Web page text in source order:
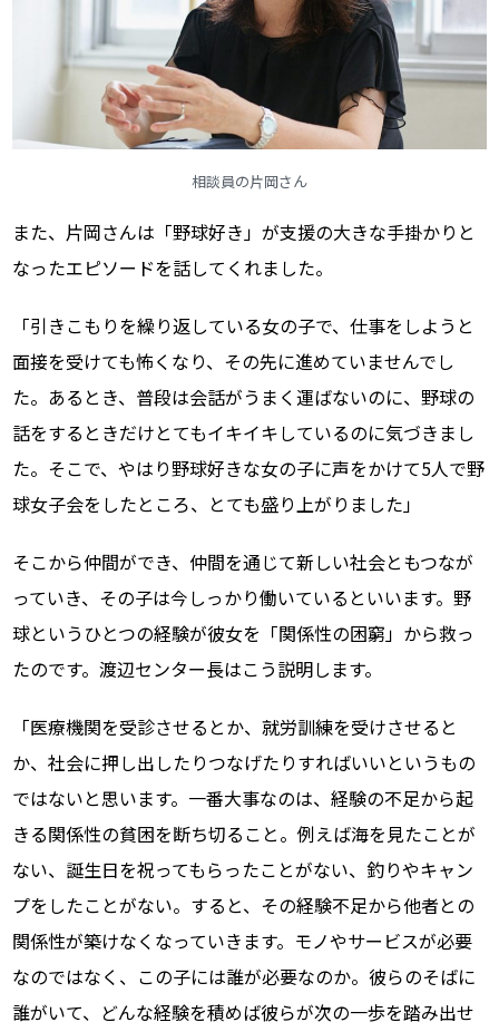
相談員の片岡さん
また、片岡さんは「野球好き」が支援の大きな手掛かりと
なったエピソードを話してくれました。
「引きこもりを繰り返している女の子で、仕事をしようと
面接を受けても怖くなり、その先に進めていませんでし
た。あるとき、普段は会話がうまく運ばないのに、野球の
話をするときだけとてもイキイキしているのに気づきまし
た。そこで、やはり野球好きな女の子に声をかけて5人で野
球女子会をしたところ、とても盛り上がりました」
そこから仲間ができ、仲間を通じて新しい社会ともつなが
っていき、その子は今しっかり働いているといいます。野
球というひとつの経験が彼女を「関係性の困窮」から救っ
たのです。渡辺センター長はこう説明します。
「医療機関を受診させるとか、就労訓練を受けさせると
か、社会に押し出したりつなげたりすればいいというもの
ではないと思います。一番大事なのは、経験の不足から起
きる関係性の貧困を断ち切ること。例えば海を見たことが
ない、誕生日を祝ってもらったことがない、釣りやキャン
プをしたことがない。すると、その経験不足から他者との
関係性が築けなくなっていきます。モノやサービスが必要
なのではなく、この子には誰が必要なのか。彼らのそばに
誰がいて、どんな経験を積めば彼らが次の一歩を踏み出せ